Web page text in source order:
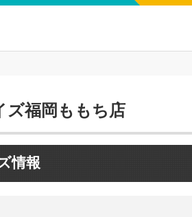
ズ福岡ももち店
情報